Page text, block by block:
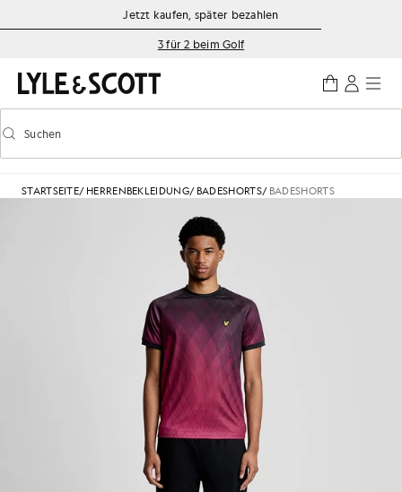
Zum Hauptinhalt springen
Informationen zur Barrierefreiheit
Jetzt kaufen, später bezahlen
3 für 2 beim Golf
Vorausschauende Suche ein-/ausschalten
Suchen
STARTSEITE/ HERRENBEKLEIDUNG/ BADESHORTS/ BADESHORTS